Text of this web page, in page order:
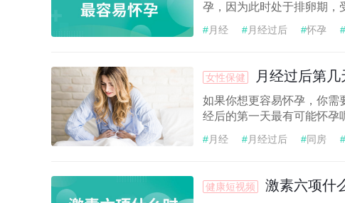
孕，因为此时处于排卵期，
#月经 #月经过后 #怀孕 #
女性保健 月经过后第
如果你想更容易怀孕，你需
经后的第一天最有可能怀孕
#月经 #月经过后 #同房 #
健康短视频 激素六项什